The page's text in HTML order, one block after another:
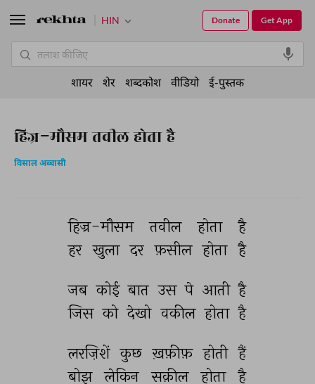
हिज्र-मौसम तवील होता है
विसाल अब्बासी
हिज्र-मौसम तवील होता
है
हर खुला दर फ़सील होता है
जब कोई बात उस पे आती है
जिस को देखो वकील होता है
लरज़िशें कुछ ख़फ़ीफ़ होती हैं
बोझ
लेकिन सक़ील होता है
HIN Get App
Donate
शायर शेर शब्दकोश वीडियो ई-पुस्तक